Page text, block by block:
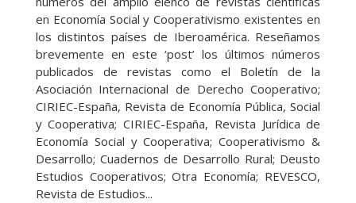
en Economía Social y Cooperativismo existentes en
los distintos países de Iberoamérica. Reseñamos
brevemente en este ‘post’ los últimos números
publicados de revistas como el Boletín de la
Asociación Internacional de Derecho Cooperativo;
CIRIEC-España, Revista de Economía Pública, Social
y Cooperativa; CIRIEC-España, Revista Jurídica de
Economía Social y Cooperativa; Cooperativismo &
Desarrollo; Cuadernos de Desarrollo Rural; Deusto
Estudios Cooperativos; Otra Economía; REVESCO,
Revista de Estudios...